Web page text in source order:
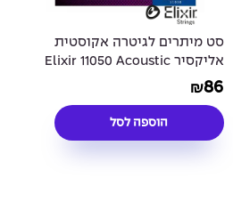
סט מיתרים לגיטרה אקוסטית
אליקסיר Elixir 11050 Acoustic
80/20 Bronze POLYWEB®
₪86
הוספה לסל